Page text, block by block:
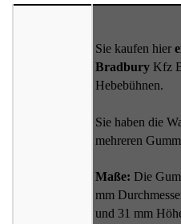
Sie kaufen hier
Bradbury Kfz
Hebebühnen.
Sie haben die
mehreren
Maße: Die
mm
und 31 mm